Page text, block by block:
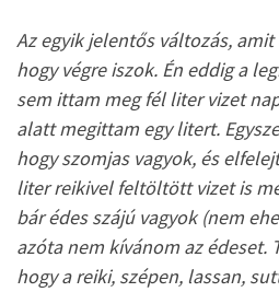
Az egyik jelentős változás,
hogy végre iszok. Én eddig a
sem ittam meg fél liter vizet
alatt megittam egy litert.
hogy szomjas vagyok, és
liter reikivel feltöltött vizet is
bár édes szájú vagyok (nem
azóta nem kívánom az édeset.
hogy a reiki, szépen, lassan,